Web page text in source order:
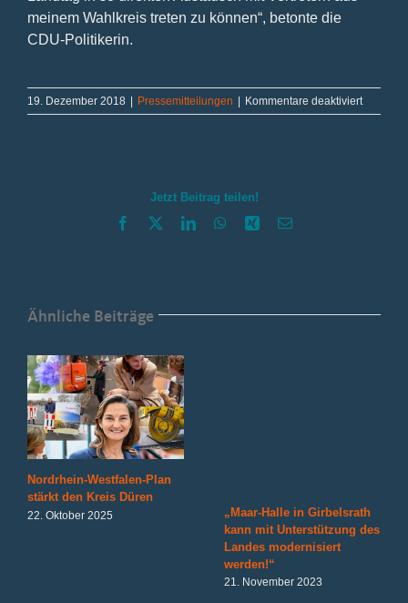
meinem Wahlkreis treten zu können“, betonte die
CDU-Politikerin.
19. Dezember 2018 | Pressemitteilungen | Kommentare deaktiviertfür
Anliegen
Jetzt Beitrag teilen!
Facebook LinkedInWhatsApp
Xing E-
Ähnliche Beiträge
Nordrhein-Westfalen-Plan
stärkt den Kreis Düren
22. Oktober 2025
„Maar-Halle in Girbelsrath
kann mit Unterstützung des
Landes modernisiert
werden!“
21. November 2023